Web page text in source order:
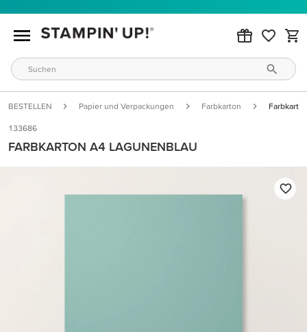
BESTELLEN Papier und Verpackungen Farbkarton
133686
FARBKARTON A4 LAGUNENBLAU